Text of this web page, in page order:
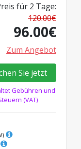
für 2 Tage:
120.00€
96.00€
Zum Angebot
Sie jetzt
Gebühren und
(VAT)